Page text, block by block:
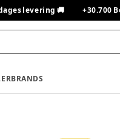
levering 🚚 +30.700
BRANDS